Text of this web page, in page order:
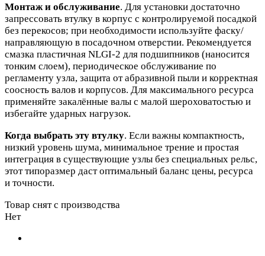
Монтаж и обслуживание. Для установки достаточно
запрессовать втулку в корпус с контролируемой посадкой
без перекосов; при необходимости используйте фаску/
направляющую в посадочном отверстии. Рекомендуется
смазка пластичная NLGI‑2 для подшипников (наносится
тонким слоем), периодическое обслуживание по
регламенту узла, защита от абразивной пыли и корректная
соосность валов и корпусов. Для максимального ресурса
применяйте закалённые валы с малой шероховатостью и
избегайте ударных нагрузок.
Когда выбрать эту втулку. Если важны компактность,
низкий уровень шума, минимальное трение и простая
интеграция в существующие узлы без специальных рельс,
этот типоразмер даст оптимальный баланс цены, ресурса
и точности.
Товар снят с производства
Нет